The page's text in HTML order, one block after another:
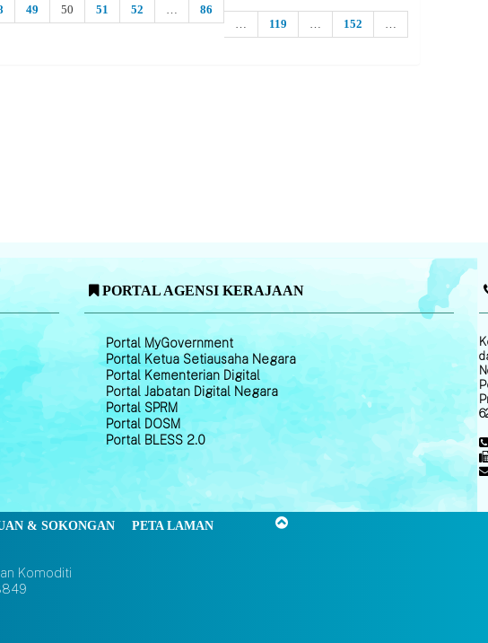
49 50 51 52 …
86
…
119 … 152
…
PORTAL AGENSI KERAJAAN
Portal MyGovernment
Portal Ketua Setiausaha Negara
Portal Kementerian Digital
Portal Jabatan Digital Negara
Portal SPRM
Portal DOSM
Portal BLESS 2.0
& SOKONGAN
PETA LAMAN
Komoditi